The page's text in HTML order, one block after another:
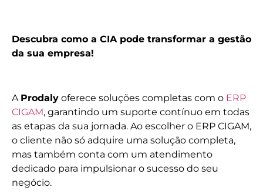
Descubra como a CIA pode transformar a gestão
da sua empresa!
A Prodaly oferece soluções completas com o ERP
CIGAM, garantindo um suporte contínuo em todas
as etapas da sua jornada. Ao escolher o ERP CIGAM,
o cliente não só adquire uma solução completa,
mas também conta com um atendimento
dedicado para impulsionar o sucesso do seu
negócio.